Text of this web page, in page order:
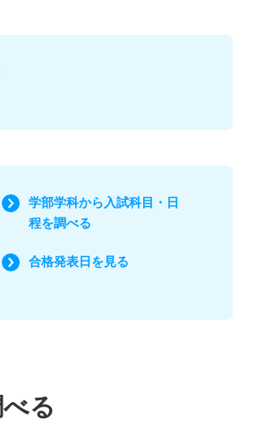
学部学科から入試科目・日
程を調べる
合格発表日を見る
る